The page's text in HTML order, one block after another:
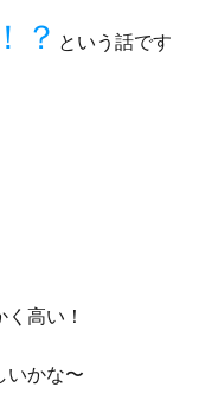
？ という話です
高い！
いかな〜